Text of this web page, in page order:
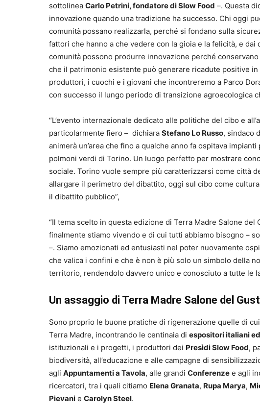
sottolinea Carlo Petrini, fondatore di Slow Food –. Questa
innovazione quando una tradizione ha successo. Chi oggi
comunità possano realizzarla, perché si fondano sulla
fattori che hanno a che vedere con la gioia e la felicità, e
comunità possono produrre innovazione perché
che il patrimonio esistente può generare ricadute positive
produttori, i cuochi e i giovani che incontreremo a Parco
con successo il lungo periodo di transizione agroecologica
“L’evento internazionale dedicato alle politiche del cibo e
particolarmente fiero – dichiara Stefano Lo Russo, sindaco
animerà un’area che fino a qualche anno fa ospitava
polmoni verdi di Torino. Un luogo perfetto per mostrare
sociale. Torino vuole sempre più caratterizzarsi come città
allargare il perimetro del dibattito, oggi sul cibo come
il dibattito pubblico”,
“Il tema scelto in questa edizione di Terra Madre Salone
finalmente stiamo vivendo e di cui tutti abbiamo bisogno –
–. Siamo emozionati ed entusiasti nel poter nuovamente
che valica i confini e che è non è più solo un simbolo della
territorio, rendendolo davvero unico e conosciuto a tutte le
Un assaggio di Terra Madre Salone del
Sono proprio le buone pratiche di rigenerazione quelle di
Terra Madre, incontrando le centinaia di espositori italiani
istituzionali e i progetti, i produttori dei Presìdi Slow Food,
biodiversità, all’educazione e alle campagne di
agli Appuntamenti a Tavola, alle grandi Conferenze e agli
ricercatori, tra i quali citiamo Elena Granata, Rupa Marya,
Pievani e Carolyn Steel.